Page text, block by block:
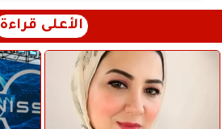
الأعلى قراءة